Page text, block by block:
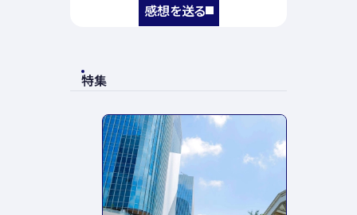
感想を送る
特集